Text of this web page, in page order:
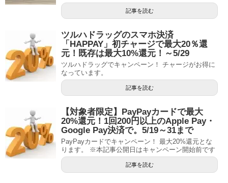
記事を読む
ツルハドラッグのスマホ決済
「HAPPAY」初チャージで最大20％還
元！既存は最大10%還元！～5/29
ツルハドラッグでキャンペーン！ チャージがお得に
なっています。
記事を読む
【対象者限定】PayPayカードで最大
20%還元！1回200円以上のApple Pay・
Google Pay決済で。5/19～31まで
PayPayカードでキャンペーン！ 最大20%還元とな
ります。 ※本記事公開日はキャンペーン開始前です
記事を読む